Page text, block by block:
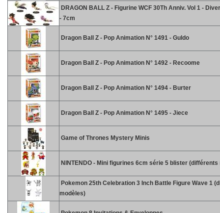
DRAGON BALL Z - Figurine WCF 30Th Anniv. Vol 1 -
- 7cm
Dragon Ball Z - Pop Animation N° 1491 - Guldo
Dragon Ball Z - Pop Animation N° 1492 - Recoome
Dragon Ball Z - Pop Animation N° 1494 - Burter
Dragon Ball Z - Pop Animation N° 1495 - Jiece
Game of Thrones Mystery Minis
NINTENDO - Mini figurines 6cm série 5 blister (différents
Pokemon 25th Celebration 3 Inch Battle Figure Wave 1
modèles)